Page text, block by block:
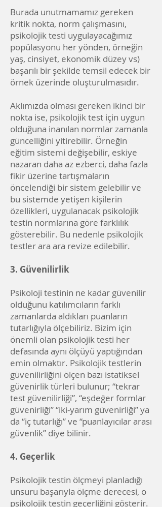
Burada unutmamamız gereken
kritik nokta, norm çalışmasını,
psikolojik testi uygulayacağımız
popülasyonu her yönden, örneğin
yaş, cinsiyet, ekonomik düzey vs)
başarılı bir şekilde temsil edecek bir
örnek üzerinde oluşturulmasıdır.
Aklımızda olması gereken ikinci bir
nokta ise, psikolojik test için uygun
olduğuna inanılan normlar zamanla
güncelliğini yitirebilir. Örneğin
eğitim sistemi değişebilir, eskiye
nazaran daha az ezberci, daha fazla
fikir üzerine tartışmaların
öncelendiği bir sistem gelebilir ve
bu sistemde yetişen kişilerin
özellikleri, uygulanacak psikolojik
testin normlarına göre farklılık
gösterebilir. Bu nedenle psikolojik
testler ara ara revize edilebilir.
3. Güvenilirlik
Psikoloji testinin ne kadar güvenilir
olduğunu katılımcıların farklı
zamanlarda aldıkları puanların
tutarlığıyla ölçebiliriz. Bizim için
önemli olan psikolojik testi her
defasında aynı ölçüyü yaptığından
emin olmaktır. Psikolojik testlerin
güvenilirliğini ölçen bazı istatiksel
güvenirlik türleri bulunur; “tekrar
test güvenilirliği”, “eşdeğer formlar
güvenirliği” “iki-yarım güvenirliği” ya
da “iç tutarlığı” ve “puanlayıcılar arası
güvenlik” diye bilinir.
4. Geçerlik
Psikolojik testin ölçmeyi planladığı
unsuru başarıyla ölçme derecesi, o
psikolojik testin geçerliğini gösterir.